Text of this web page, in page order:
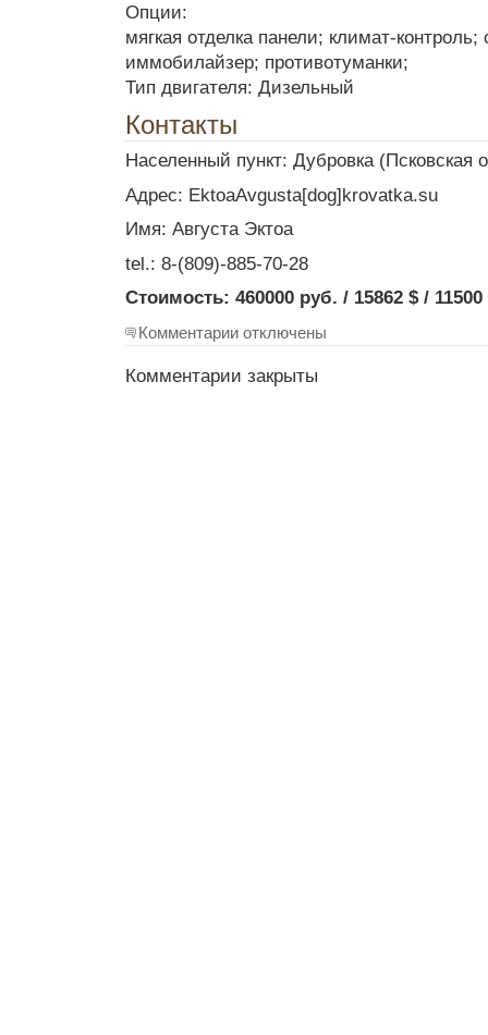
Опции:
мягкая отделка панели; климат-контроль;
иммобилайзер; противотуманки;
Тип двигателя: Дизельный
Контакты
Населенный пункт: Дубровка (Псковская
Адрес: EktoaAvgusta[dog]krovatka.su
Имя: Августа Эктоа
tel.: 8-(809)-885-70-28
Стоимость: 460000 руб. / 15862 $ / 11500
Комментарии отключены
Комментарии закрыты